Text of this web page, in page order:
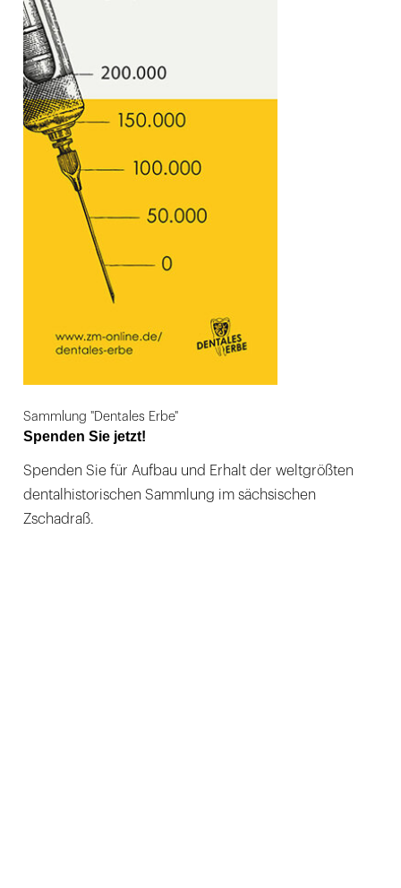
Sammlung "Dentales Erbe"
Spenden Sie jetzt!
Spenden Sie für Aufbau und Erhalt der weltgrößten
dentalhistorischen Sammlung im sächsischen
Zschadraß.